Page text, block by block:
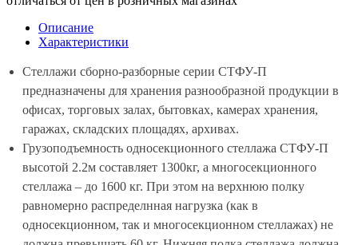
Описание
Характеристики
Стеллажи сборно-разборные серии СТФУ-П
предназначены для хранения разнообразной продукции в
офисах, торговых залах, бытовках, камерах хранения,
гаражах, складских площадях, архивах.
Грузоподъемность односекционного стеллажа СТФУ-П
высотой 2.2м составляет 1300кг, а многосекционного
стеллажа – до 1600 кг. При этом на верхнюю полку
равномерно распределнная нагрузка (как в
односекционном, так и многосекционном стеллажах) не